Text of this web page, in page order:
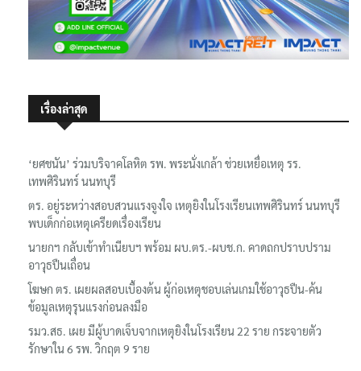
เรื่องล่าสุด
‘ยศชนัน’ ร่วมบริจาคโลหิต รพ. พระนั่งเกล้า ช่วยเหยื่อเหตุ รร.
เทพศิรินทร์ นนทบุรี
ตร. อยู่ระหว่างสอบสวนแรงจูงใจ เหตุยิงในโรงเรียนเทพศิรินทร์ นนทบุรี
พบเด็กก่อเหตุเครียดเรื่องเรียน
นายกฯ กลับเข้าทำเนียบฯ พร้อม ผบ.ตร.-ผบช.ก. คาดถกปราบปราม
อาวุธปืนเถื่อน
โฆษก ตร. เผยผลสอบเบื้องต้น ผู้ก่อเหตุชอบเล่นเกมใช้อาวุธปืน-ค้น
ข้อมูลเหตุรุนแรงก่อนลงมือ
รมว.สธ. เผย มีผู้บาดเจ็บจากเหตุยิงในโรงเรียน 22 ราย กระจายตัว
รักษาใน 6 รพ. วิกฤต 9 ราย